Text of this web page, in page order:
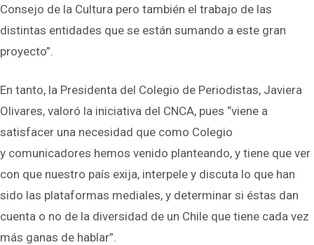
Consejo de la Cultura pero también el trabajo de las
distintas entidades que se están sumando a este gran
proyecto”.
En tanto, la Presidenta del Colegio de Periodistas, Javiera
Olivares, valoró la iniciativa del CNCA, pues “viene a
satisfacer una necesidad que como Colegio
y comunicadores hemos venido planteando, y tiene que ver
con que nuestro país exija, interpele y discuta lo que han
sido las plataformas mediales, y determinar si éstas dan
cuenta o no de la diversidad de un Chile que tiene cada vez
más ganas de hablar”.